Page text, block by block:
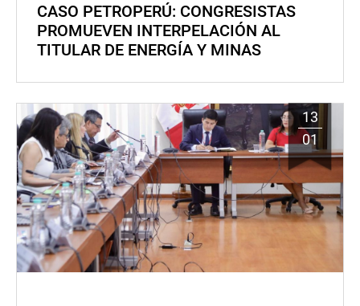
CASO PETROPERÚ: CONGRESISTAS
PROMUEVEN INTERPELACIÓN AL
TITULAR DE ENERGÍA Y MINAS
13
01